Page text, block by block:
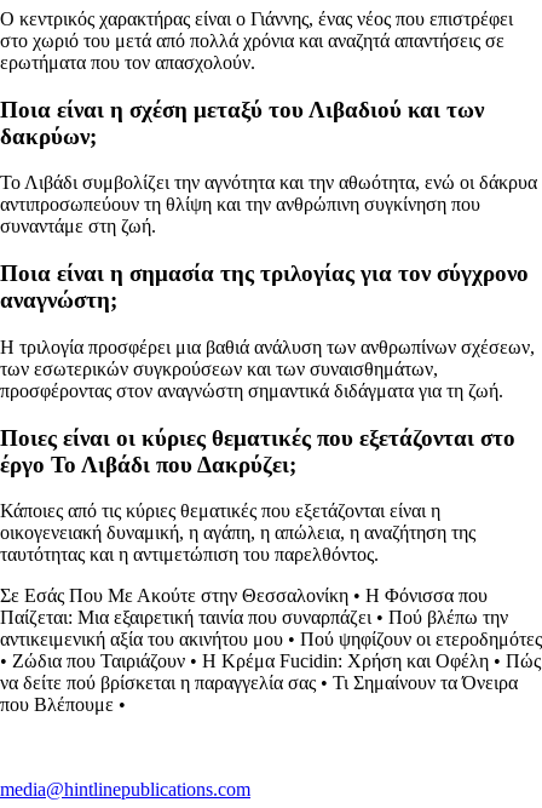
Ο κεντρικός χαρακτήρας είναι ο Γιάννης, ένας νέος που επιστρέφει
στο χωριό του μετά από πολλά χρόνια και αναζητά απαντήσεις σε
ερωτήματα που τον απασχολούν.
Ποια είναι η σχέση μεταξύ του Λιβαδιού και των
δακρύων;
Το Λιβάδι συμβολίζει την αγνότητα και την αθωότητα, ενώ οι δάκρυα
αντιπροσωπεύουν τη θλίψη και την ανθρώπινη συγκίνηση που
συναντάμε στη ζωή.
Ποια είναι η σημασία της τριλογίας για τον σύγχρονο
αναγνώστη;
Η τριλογία προσφέρει μια βαθιά ανάλυση των ανθρωπίνων σχέσεων,
των εσωτερικών συγκρούσεων και των συναισθημάτων,
προσφέροντας στον αναγνώστη σημαντικά διδάγματα για τη ζωή.
Ποιες είναι οι κύριες θεματικές που εξετάζονται στο
έργο Το Λιβάδι που Δακρύζει;
Κάποιες από τις κύριες θεματικές που εξετάζονται είναι η
οικογενειακή δυναμική, η αγάπη, η απώλεια, η αναζήτηση της
ταυτότητας και η αντιμετώπιση του παρελθόντος.
Σε Εσάς Που Με Ακούτε στην Θεσσαλονίκη • Η Φόνισσα που
Παίζεται: Μια εξαιρετική ταινία που συναρπάζει • Πού βλέπω την
αντικειμενική αξία του ακινήτου μου • Πού ψηφίζουν οι ετεροδημότες
• Ζώδια που Ταιριάζουν • Η Κρέμα Fucidin: Χρήση και Οφέλη • Πώς
να δείτε πού βρίσκεται η παραγγελία σας • Τι Σημαίνουν τα Όνειρα
που Βλέπουμε •
media@hintlinepublications.com